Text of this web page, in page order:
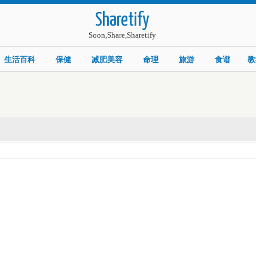
Sharetify
Soon,Share,Sharetify
生活百科 保健 减肥美容 命理 旅游 食谱